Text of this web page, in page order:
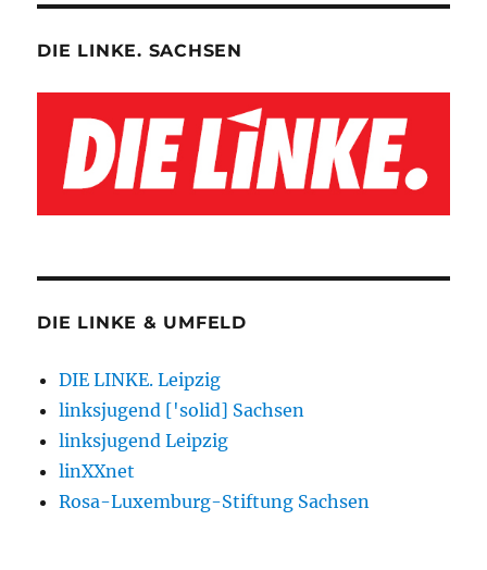
DIE LINKE. SACHSEN
DIE LINKE & UMFELD
DIE LINKE. Leipzig
linksjugend ['solid] Sachsen
linksjugend Leipzig
linXXnet
Rosa-Luxemburg-Stiftung Sachsen